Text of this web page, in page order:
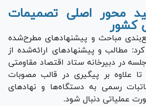
محور اصلی تصمیمات
کشور
مباحث و پیشنهاد‌های مطرح‌شده
مطالب و پیشنهاد‌های ارائه‌شده از
در دبیرخانه ستاد اقتصاد مقاومتی
علاوه بر پیگیری در قالب مصوبات
رسمی به دستگاه‌ها و نهاد‌های
عملیاتی دنبال شود.